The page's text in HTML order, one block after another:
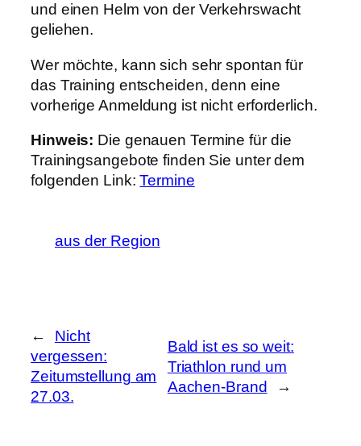
und einen Helm von der Verkehrswacht
geliehen.
Wer möchte, kann sich sehr spontan für
das Training entscheiden, denn eine
vorherige Anmeldung ist nicht erforderlich.
Hinweis: Die genauen Termine für die
Trainingsangebote finden Sie unter dem
folgenden Link:Termine
aus der Region
←
Nicht
vergessen:
Zeitumstellung am
27.03.
Bald ist es so weit:
Triathlon rund um
Aachen-Brand
→